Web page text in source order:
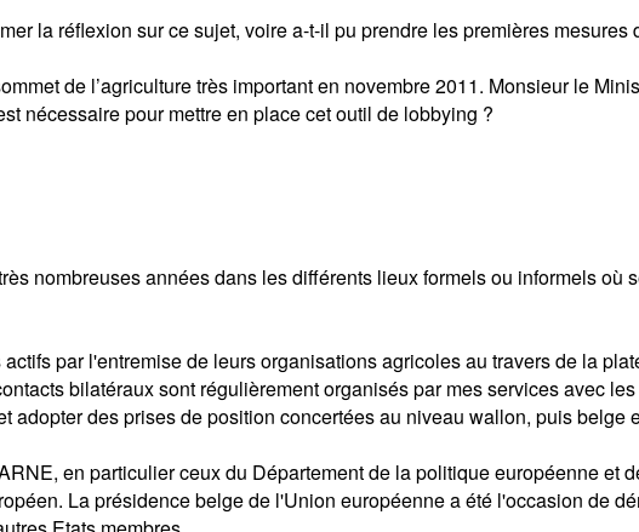
la réflexion sur ce sujet, voire a-t-il pu prendre les premières mesures
de l’agriculture très important en novembre 2011. Monsieur le
nécessaire pour mettre en place cet outil de lobbying ?
nombreuses années dans les différents lieux formels ou informels
par l'entremise de leurs organisations agricoles au travers de la
bilatéraux sont régulièrement organisés par mes services avec
adopter des prises de position concertées au niveau wallon, puis belge
en particulier ceux du Département de la politique européenne et
La présidence belge de l'Union européenne a été l'occasion de